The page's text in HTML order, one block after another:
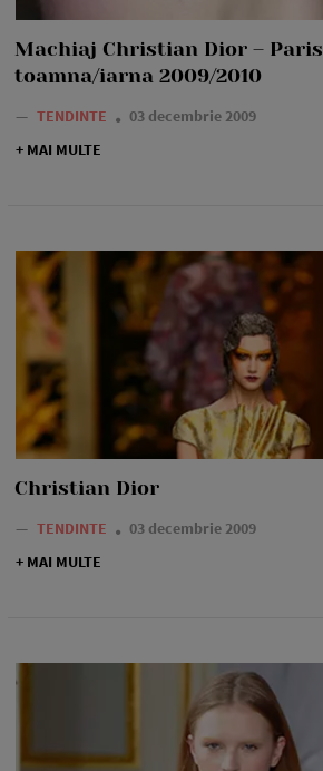
Machiaj Christian Dior – Paris
toamna/iarna 2009/2010
— TENDINTE
03 decembrie 2009
+ MAI MULTE
Christian Dior
— TENDINTE
03 decembrie 2009
+ MAI MULTE